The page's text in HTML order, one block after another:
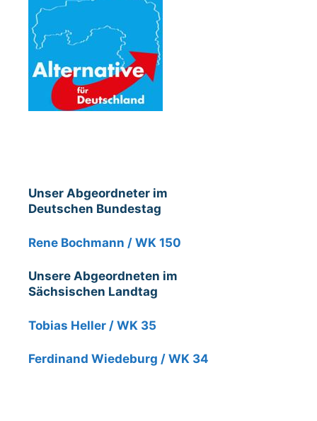
Unser Abgeordneter im
Deutschen Bundestag
Rene Bochmann / WK 150
Unsere Abgeordneten im
Sächsischen Landtag
Tobias Heller / WK 35
Ferdinand Wiedeburg / WK 34